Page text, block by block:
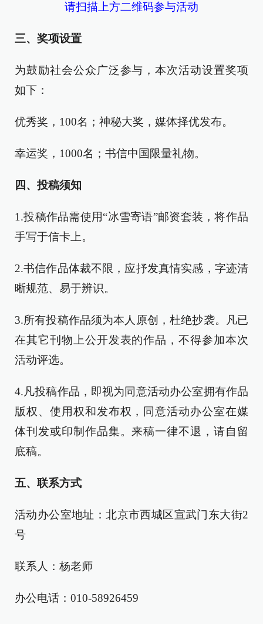
请扫描上方二维码参与活动
三、奖项设置
为鼓励社会公众广泛参与，本次活动设置奖项
如下：
优秀奖，100名；神秘大奖，媒体择优发布。
幸运奖，1000名；书信中国限量礼物。
四、投稿须知
1.投稿作品需使用“冰雪寄语”邮资套装，将作品
手写于信卡上。
2.书信作品体裁不限，应抒发真情实感，字迹清
晰规范、易于辨识。
3.所有投稿作品须为本人原创，杜绝抄袭。凡已
在其它刊物上公开发表的作品，不得参加本次
活动评选。
4.凡投稿作品，即视为同意活动办公室拥有作品
版权、使用权和发布权，同意活动办公室在媒
体刊发或印制作品集。来稿一律不退，请自留
底稿。
五、联系方式
活动办公室地址：北京市西城区宣武门东大街2
号
联系人：杨老师
办公电话：010-58926459